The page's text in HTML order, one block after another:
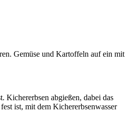
Gemüse und Kartoffeln auf ein mit
Kichererbsen abgießen, dabei das
ist, mit dem Kichererbsenwasser